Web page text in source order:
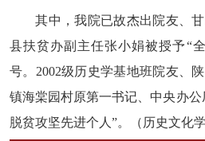
其中，我院已故杰出院友、
县扶贫办副主任张小娟被授予“
号。2002级历史学基地班院友、
镇海棠园村原第一书记、中央办公
脱贫攻坚先进个人”。（历史文化学